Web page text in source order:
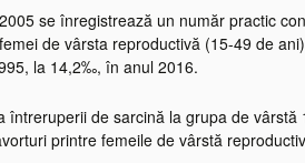
se înregistrează un număr practic
de vârsta reproductivă (15-49 de
la 14,2‰, în anul 2016.
întreruperii de sarcină la grupa de
printre femeile de vârstă